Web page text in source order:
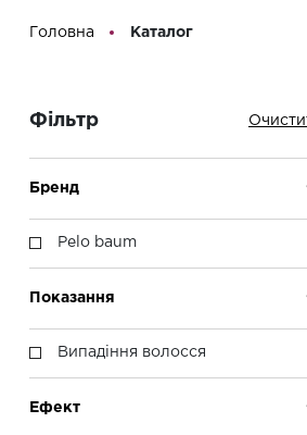
Головна Каталог
Фільтр
Бренд
Pelo baum
Показання
Випадіння волосся
Ефект